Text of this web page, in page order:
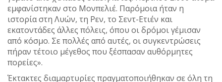
εμφανίστηκαν στο Μονπελιέ. Παρόμοια ήταν η
ιστορία στη Λυών, τη Ρεν, το Σεντ-Ετιέν και
εκατοντάδες άλλες πόλεις, όπου οι δρόμοι γέμισαν
από κόσμο. Σε πολλές από αυτές, οι συγκεντρώσεις
πήραν τέτοιο μέγεθος που ξέσπασαν αυθόρμητες
πορείες».
Έκτακτες διαμαρτυρίες πραγματοποιήθηκαν σε όλη τη